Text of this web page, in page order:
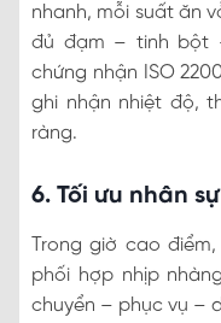
nhanh, mỗi suất ăn
đủ đạm – tinh bột
chứng nhận ISO
ghi nhận nhiệt độ,
ràng.
6. Tối ưu nhân
Trong giờ cao
phối hợp nhịp
chuyển – phục vụ –